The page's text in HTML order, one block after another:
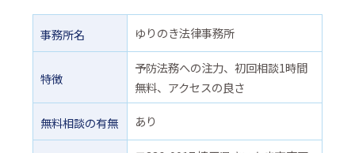
事務所名 ゆりのき法律事務所
特徴
予防法務への注力、初回相談1時間
無料、アクセスの良さ
無料相談の有無 あり